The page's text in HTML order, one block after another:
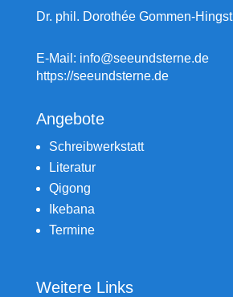
Dr. phil. Dorothée Gommen-Hingst
E-Mail: info@seeundsterne.de
https://seeundsterne.de
Angebote
Schreibwerkstatt
Literatur
Qigong
Ikebana
Termine
Weitere Links